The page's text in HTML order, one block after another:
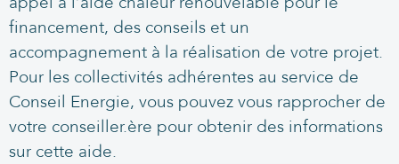
financement, des conseils et un
accompagnement à la réalisation de votre projet.
Pour les collectivités adhérentes au service de
Conseil Energie, vous pouvez vous rapprocher de
votre conseiller.ère pour obtenir des informations
sur cette aide.